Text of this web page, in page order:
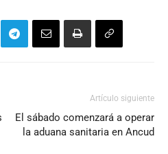
Artículo siguiente
El sábado comenzará a operar
la aduana sanitaria en Ancud